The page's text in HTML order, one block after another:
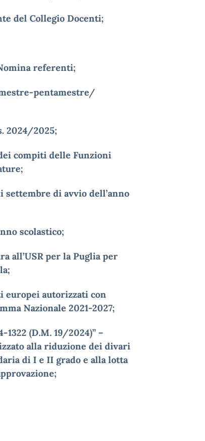
del Collegio Docenti;
referenti;
pentamestre/
2024/2025;
compiti delle Funzioni
di avvio dell’anno
scolastico;
all’USR per la Puglia per
europei autorizzati con
Nazionale 2021-2027;
1322 (D.M. 19/2024)” –
alla riduzione dei divari
di I e II grado e alla lotta